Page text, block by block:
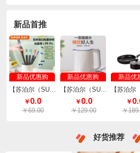
新品首推
新品优惠购
￥0.0
￥69.00
新品优惠购
【苏泊尔（SUPOR）】电水壶全钢无缝内胆一键开盖1.7L SW-17S13A
￥0.0
￥129.00
新品优
￥
￥
好货推荐